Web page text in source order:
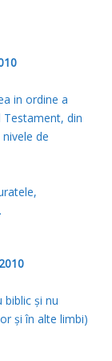
in ordine a
Testament, din
de
şi nu
şi în alte limbi)